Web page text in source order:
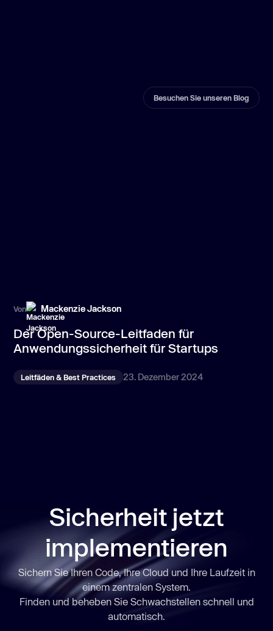
Besuchen Sie unseren Blog
Von Mackenzie Jackson
Der Open-Source-Leitfaden für
Anwendungssicherheit für Startups
Leitfäden & Best Practices 23. Dezember 2024
Sicherheit jetzt
implementieren
Sichern Sie Ihren Code, Ihre Cloud und Ihre Laufzeit in
einem zentralen System.
Finden und beheben Sie Schwachstellen schnell und
automatisch.